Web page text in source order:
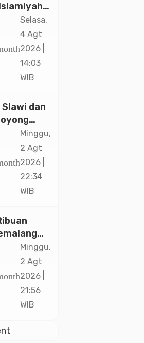
Al-
Masjid
Selasa,
4 Agt
2026 |
14:03
WIB
Slawi dan
di
Jateng
Minggu,
2 Agt
2026 |
22:34
WIB
Minggu,
2 Agt
2026 |
21:56
WIB